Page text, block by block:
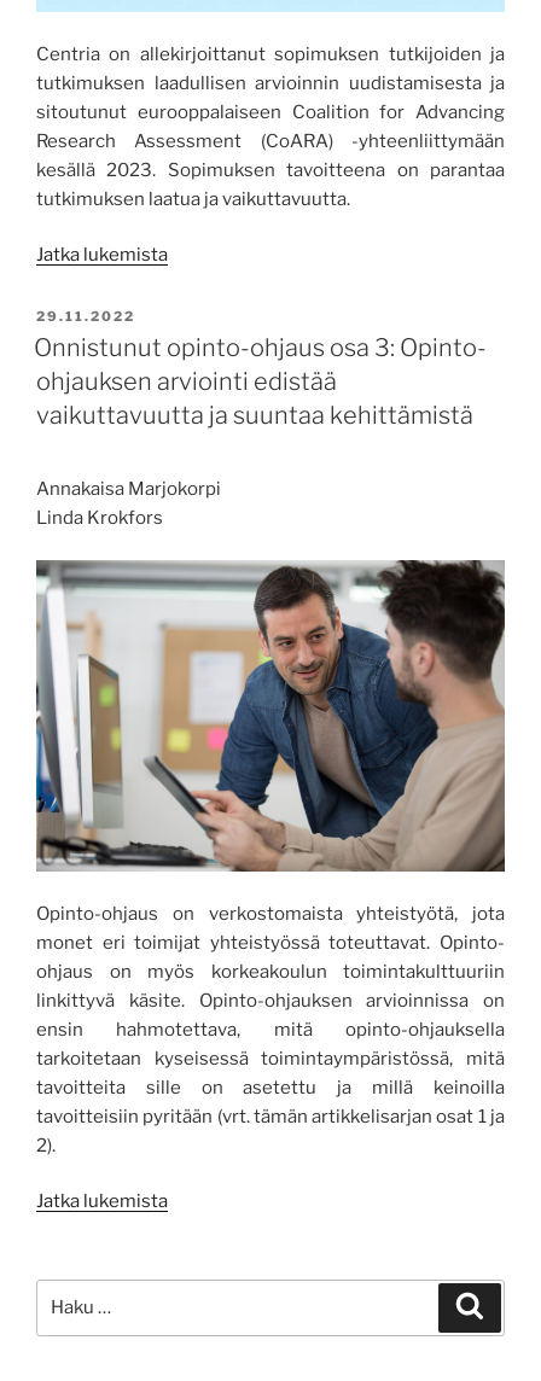
Centria on allekirjoittanut sopimuksen tutkijoiden ja
tutkimuksen laadullisen arvioinnin uudistamisesta ja
sitoutunut eurooppalaiseen Coalition for Advancing
Research Assessment (CoARA) -yhteenliittymään
kesällä 2023. Sopimuksen tavoitteena on parantaa
tutkimuksen laatua ja vaikuttavuutta.
Jatka lukemista”Tutkimuksen
vaikuttavuus
tutkijanarvioinnin
keskiössä”
JULKAISTU
29.11.2022
Onnistunut opinto-ohjaus osa 3: Opinto-
ohjauksen arviointi edistää
vaikuttavuutta ja suuntaa kehittämistä
Annakaisa Marjokorpi
Linda Krokfors
Opinto-ohjaus on verkostomaista yhteistyötä, jota
monet eri toimijat yhteistyössä toteuttavat. Opinto-
ohjaus on myös korkeakoulun toimintakulttuuriin
linkittyvä käsite. Opinto-ohjauksen arvioinnissa on
ensin hahmotettava, mitä opinto-ohjauksella
tarkoitetaan kyseisessä toimintaympäristössä, mitä
tavoitteita sille on asetettu ja millä keinoilla
tavoitteisiin pyritään (vrt. tämän artikkelisarjan osat 1 ja
2).
Jatka lukemista”Onnistunut
osa